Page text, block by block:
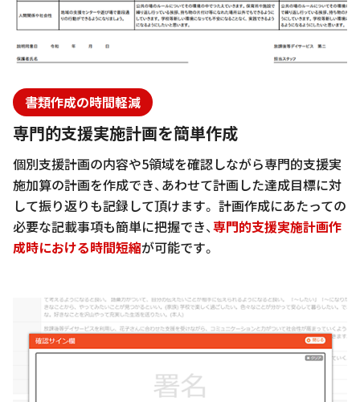
書類作成の時間軽減
専門的支援実施計画を簡単作成
個別支援計画の内容や5領域を確認しながら専門的支援実
施加算の計画を作成でき、あわせて計画した達成目標に対
して振り返りも記録して頂けます。 計画作成にあたっての
必要な記載事項も簡単に把握でき、専門的支援実施計画作
成時における時間短縮が可能です。